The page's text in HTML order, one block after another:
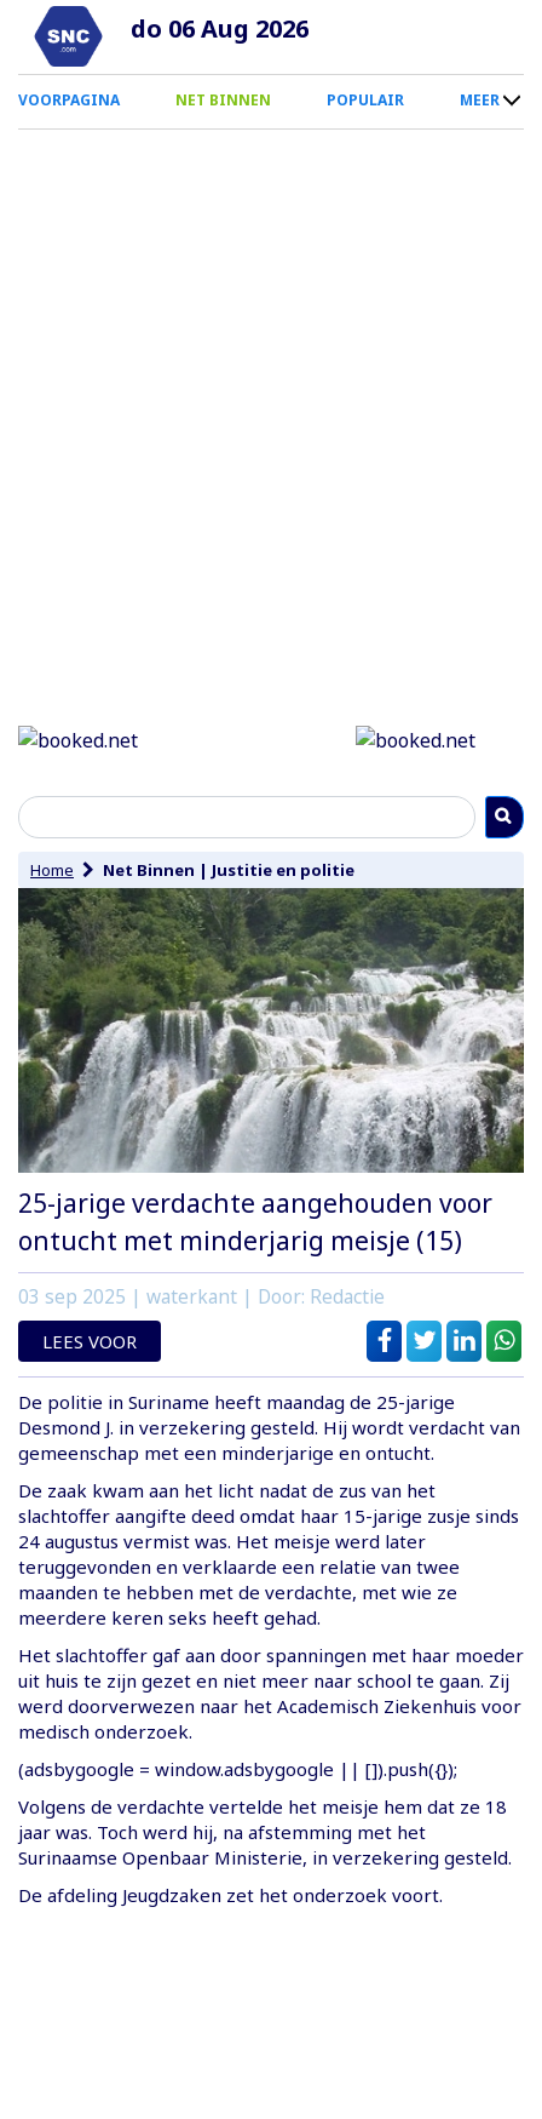
Overslaan
naar
inhoud
do 06 Aug 2026
0
Smartphone
VOORPAGINA NET BINNEN POPULAIR MEER
Home Net Binnen | Justitie en politie
25-jarige verdachte aangehouden voor
ontucht met minderjarig meisje (15)
03 sep 2025 | waterkant | Door: Redactie
LEES VOOR
De politie in Suriname heeft maandag de 25-jarige
Desmond J. in verzekering gesteld. Hij wordt verdacht van
gemeenschap met een minderjarige en ontucht.
De zaak kwam aan het licht nadat de zus van het
slachtoffer aangifte deed omdat haar 15-jarige zusje sinds
24 augustus vermist was. Het meisje werd later
teruggevonden en verklaarde een relatie van twee
maanden te hebben met de verdachte, met wie ze
meerdere keren seks heeft gehad.
Het slachtoffer gaf aan door spanningen met haar moeder
uit huis te zijn gezet en niet meer naar school te gaan. Zij
werd doorverwezen naar het Academisch Ziekenhuis voor
medisch onderzoek.
(adsbygoogle = window.adsbygoogle || []).push({});
Volgens de verdachte vertelde het meisje hem dat ze 18
jaar was. Toch werd hij, na afstemming met het
Surinaamse Openbaar Ministerie, in verzekering gesteld.
De afdeling Jeugdzaken zet het onderzoek voort.